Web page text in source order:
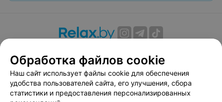
Вакансии
Публичный договор
Способы оплаты
Публичный договор по использованию сервиса
«Афиша»
Пользовательское соглашение
Обработка файлов cookie
Наш сайт использует файлы cookie для обеспечения
удобства пользователей сайта, его улучшения, сбора
статистики и предоставления персонализированных